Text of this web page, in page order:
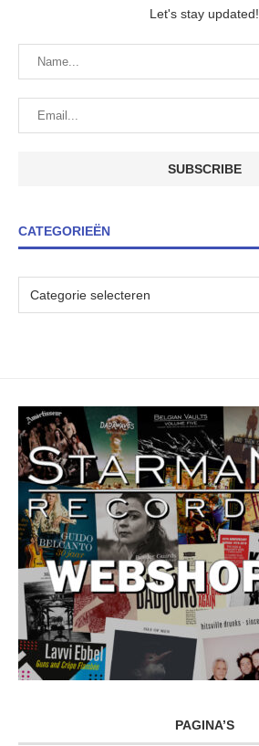
Let's stay updated!
CATEGORIEËN
PAGINA’S